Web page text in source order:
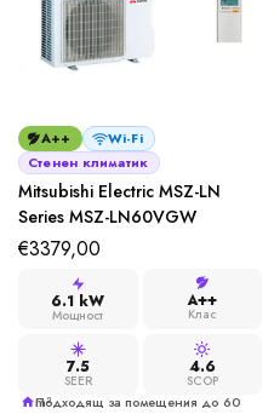
A++
Wi-Fi
Стенен климатик
Mitsubishi Electric MSZ-LN
Series MSZ-LN60VGW
€3379,00
6.1 kW
Мощност
A++
Клас
7.5
SEER
4.6
SCOP
Подходящ за помещения до 60 m²